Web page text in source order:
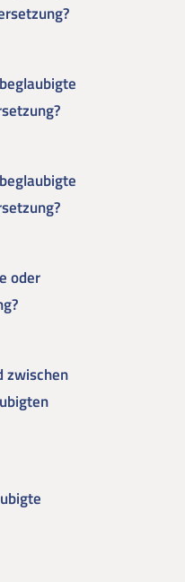
oder
zwischen